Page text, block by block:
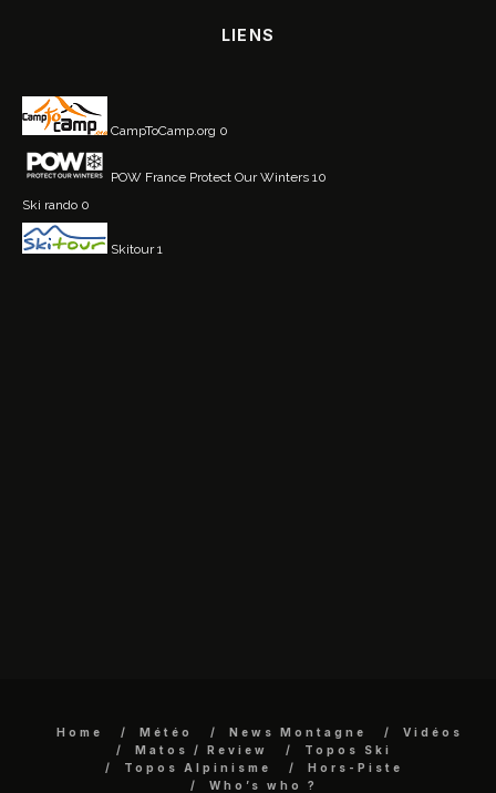
LIENS
CampToCamp.org 0
POW France Protect Our Winters 10
Ski rando 0
Skitour1
Home Météo News Montagne
Vidéos
Matos / Review
Topos Ski
Topos Alpinisme
Hors-Piste
Who’s who ?